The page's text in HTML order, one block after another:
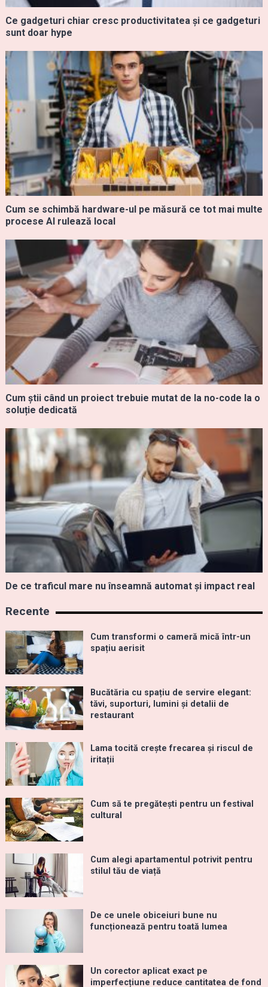
Ce gadgeturi chiar cresc productivitatea și ce gadgeturi
sunt doar hype
Cum se schimbă hardware-ul pe măsură ce tot mai multe
procese AI rulează local
Cum știi când un proiect trebuie mutat de la no-code la o
soluție dedicată
De ce traficul mare nu înseamnă automat și impact real
Recente
Cum transformi o cameră mică într-un
spațiu aerisit
Bucătăria cu spațiu de servire elegant:
tăvi, suporturi, lumini și detalii de
restaurant
Lama tocită crește frecarea și riscul de
iritații
Cum să te pregătești pentru un festival
cultural
Cum alegi apartamentul potrivit pentru
stilul tău de viață
De ce unele obiceiuri bune nu
funcționează pentru toată lumea
Un corector aplicat exact pe
imperfecțiune reduce cantitatea de fond